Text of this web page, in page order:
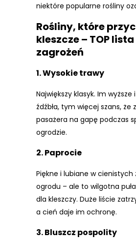
niektóre popularne rośliny
Rośliny, które
kleszcze – TOP lista
zagrożeń
1.Wysokie trawy
Największy klasyk. Im wyższe
źdźbła, tym więcej szans, że
pasażera na gapę podczas
ogrodzie.
2.Paprocie
Piękne i lubiane w cienistych
ogrodu – ale to wilgotna
dla kleszczy. Duże liście
a cień daje im ochronę.
3.Bluszcz pospolity